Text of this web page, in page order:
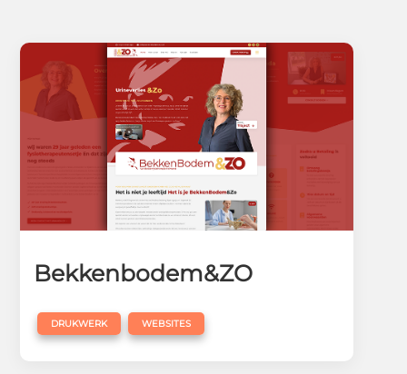
Bekkenbodem&ZO
DRUKWERK
,
WEBSITES